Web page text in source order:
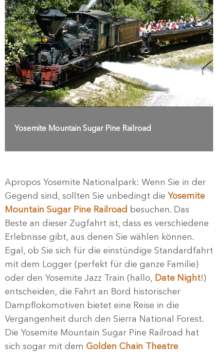
Yosemite Mountain Sugar Pine Railroad
Apropos Yosemite Nationalpark: Wenn Sie in der
Gegend sind, sollten Sie unbedingt die Yosemite
Mountain Sugar Pine Railroad
besuchen. Das
Beste an dieser Zugfahrt ist, dass es verschiedene
Erlebnisse gibt, aus denen Sie wählen können.
Egal, ob Sie sich für die einstündige Standardfahrt
mit dem Logger (perfekt für die ganze Familie)
oder den Yosemite Jazz Train (hallo, Date Night!)
entscheiden, die Fahrt an Bord historischer
Dampflokomotiven bietet eine Reise in die
Vergangenheit durch den Sierra National Forest.
Die Yosemite Mountain Sugar Pine Railroad hat
sich sogar mit dem Golden Chain Theatre